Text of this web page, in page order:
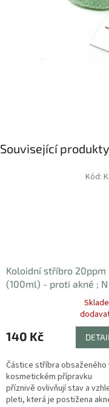
Související produkty
Koloidní stříbro 20ppm
(100ml) - proti akné ; N
produktu
je
z
5
hvězdiček.
140 Kč DETAIL
Částice stříbra obsaženého
kosmetickém přípravku
příznivě ovlivňují stav a
pleti, která je postižena
Kód: